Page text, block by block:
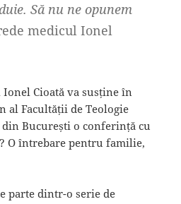
Să nu ne opunem
medicul Ionel
Cioată va susține în
al Facultății de Teologie
București o conferință cu
O întrebare pentru familie,
parte dintr-o serie de